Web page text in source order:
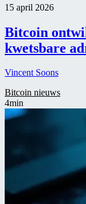
15 april 2026
Bitcoin
kwetsbare
Vincent Soons
Bitcoin nieuws
4min